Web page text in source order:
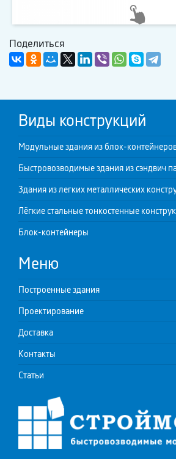
Поделиться
Виды конструкций
Модульные здания из блок-
Быстровозводимые здания из сэндвич
Здания из легких металлических
Лёгкие стальные тонкостенные
Блок-контейнеры
Меню
Построенные здания
Проектирование
Доставка
Контакты
Статьи